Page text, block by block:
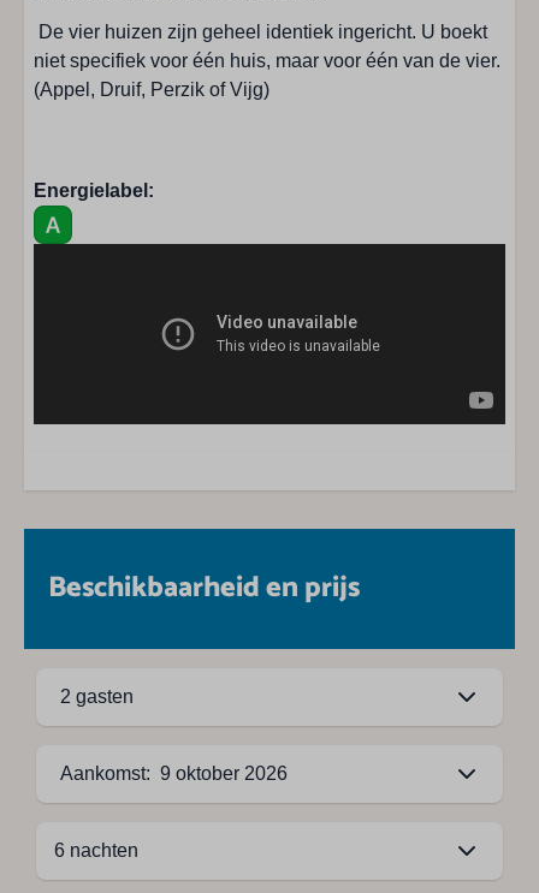
Woonkamer
TV met beperkt Duitse kanalen
DVD speler
Park
De vier huizen zijn geheel identiek ingericht. U boekt
niet specifiek voor één huis, maar voor één van de vier.
(Appel, Druif, Perzik of Vijg)
Energielabel:
Beschikbaarheid en prijs
2 gasten
Aankomst: 9 oktober 2026